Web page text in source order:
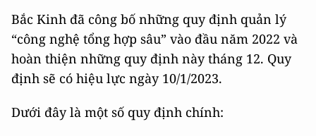
Bắc Kinh đã công bố những quy định quản lý
“công nghệ tổng hợp sâu” vào đầu năm 2022 và
hoàn thiện những quy định này tháng 12. Quy
định sẽ có hiệu lực ngày 10/1/2023.
Dưới đây là một số quy định chính: